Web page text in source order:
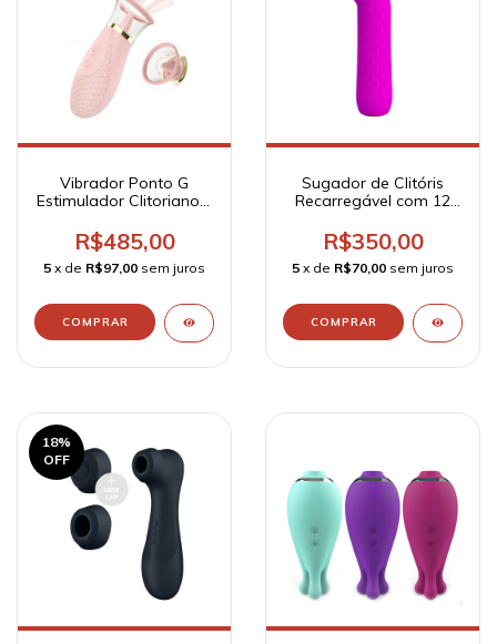
Vibrador Ponto G
Estimulador Clitoriano e
12 Modos de Vibração
e 4 Modos de Sucção
Honey Pistil - S-Hande
R$485,00
5 x de R$97,00 sem juros
Sugador de Clitóris
Recarregável com 12
Ford
R$350,00
5 x de R$70,00 sem juros
18%
OFF